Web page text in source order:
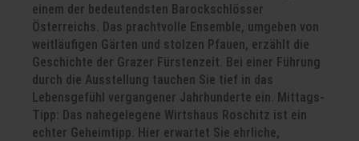
einem der bedeutendsten Barockschlösser
Österreichs. Das prachtvolle Ensemble, umgeben von
weitläufigen Gärten und stolzen Pfauen, erzählt die
Geschichte der Grazer Fürstenzeit. Bei einer Führung
durch die Ausstellung tauchen Sie tief in das
Lebensgefühl vergangener Jahrhunderte ein. Mittags-
Tipp: Das nahegelegene Wirtshaus Roschitz ist ein
echter Geheimtipp. Hier erwartet Sie ehrliche,